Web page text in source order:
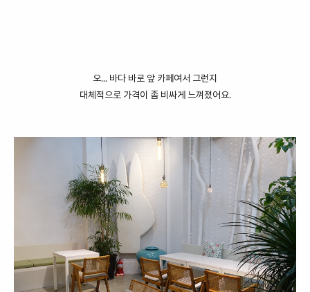
오... 바다 바로 앞 카페여서 그런지
대체적으로 가격이 좀 비싸게 느껴졌어요.